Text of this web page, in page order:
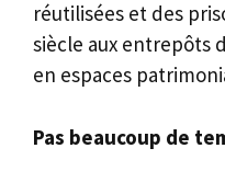
réutilisées et des
siècle aux entrepôts
en espaces
Pas beaucoup de